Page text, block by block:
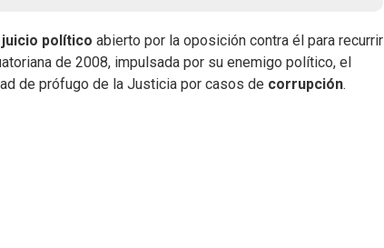
juicio político abierto por la oposición contra él para recurrir
de 2008, impulsada por su enemigo político, el
de prófugo de la Justicia por casos de corrupción.